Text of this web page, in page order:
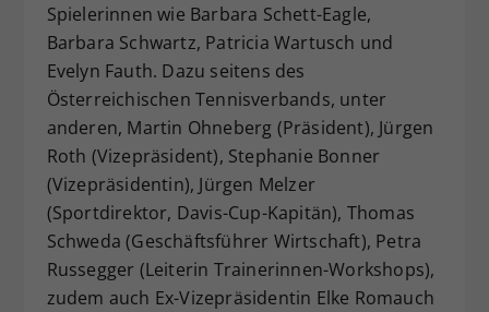
Spielerinnen wie Barbara Schett-Eagle,
Barbara Schwartz, Patricia Wartusch und
Evelyn Fauth. Dazu seitens des
Österreichischen Tennisverbands, unter
anderen, Martin Ohneberg (Präsident), Jürgen
Roth (Vizepräsident), Stephanie Bonner
(Vizepräsidentin), Jürgen Melzer
(Sportdirektor, Davis-Cup-Kapitän), Thomas
Schweda (Geschäftsführer Wirtschaft), Petra
Russegger (Leiterin Trainerinnen-Workshops),
zudem auch Ex-Vizepräsidentin Elke Romauch